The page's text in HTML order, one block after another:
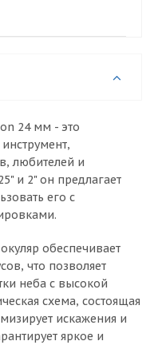
24 мм - это
любителей и
и 2" он предлагает
его с
обеспечивает
что позволяет
неба с высокой
схема, состоящая
искажения и
яркое и